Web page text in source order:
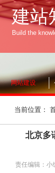
建站
Build the
网站建设
当前位置：
北京多
责任编辑：小